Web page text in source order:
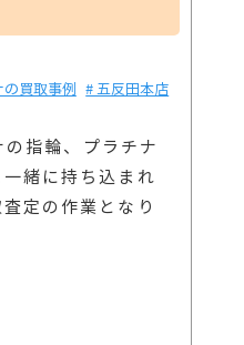
買取事例 # 五反田本店
指輪、プラチナ
緒に持ち込まれ
定の作業となり